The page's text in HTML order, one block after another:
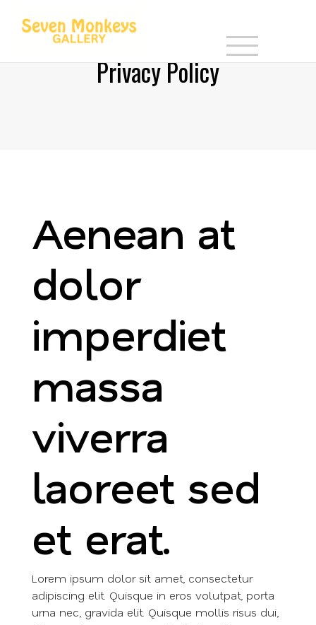
Privacy Policy
Aenean at
dolor
imperdiet
massa
viverra
laoreet sed
et erat.
Lorem ipsum dolor sit amet, consectetur
adipiscing elit. Quisque in eros volutpat, porta
urna nec, gravida elit. Quisque mollis risus dui,